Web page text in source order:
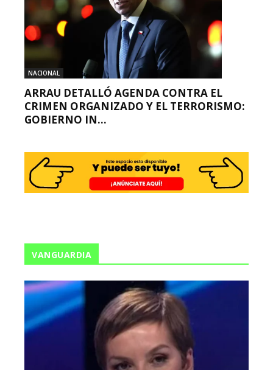
NACIONAL
ARRAU DETALLÓ AGENDA CONTRA EL
CRIMEN ORGANIZADO Y EL TERRORISMO:
GOBIERNO IN...
VANGUARDIA